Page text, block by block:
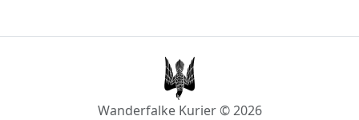
Wanderfalke Kurier © 2026